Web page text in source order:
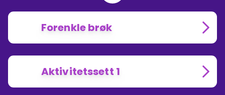
Forenkle brøk
Aktivitetssett 1